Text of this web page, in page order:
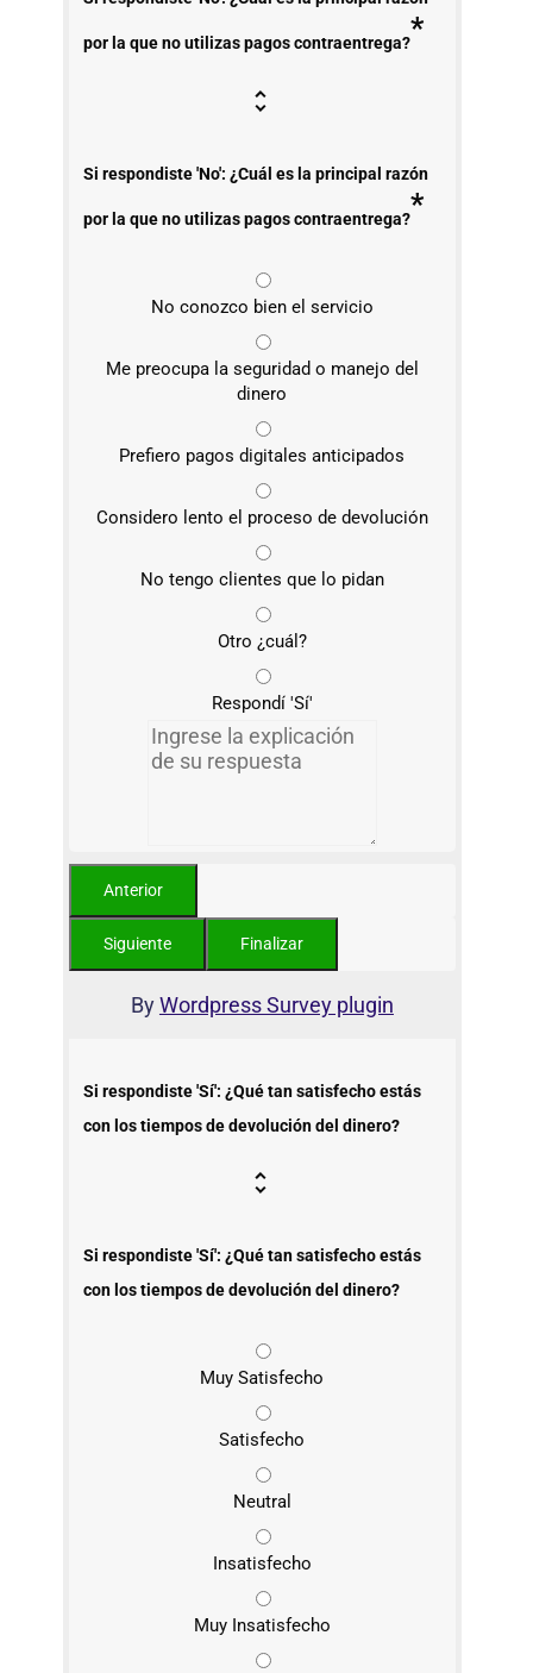
por la que no utilizas pagos contraentrega?*
Si respondiste 'No': ¿Cuál es la principal razón
por la que no utilizas pagos contraentrega?*
No conozco bien el servicio
Me preocupa la seguridad o manejo del
dinero
Prefiero pagos digitales anticipados
Considero lento el proceso de devolución
No tengo clientes que lo pidan
Otro ¿cuál?
Respondí 'Sí'
ByWordpress Survey plugin
Si respondiste 'Sí': ¿Qué tan satisfecho estás
con los tiempos de devolución del dinero?
Si respondiste 'Sí': ¿Qué tan satisfecho estás
con los tiempos de devolución del dinero?
Muy Satisfecho
Satisfecho
Neutral
Insatisfecho
Muy Insatisfecho